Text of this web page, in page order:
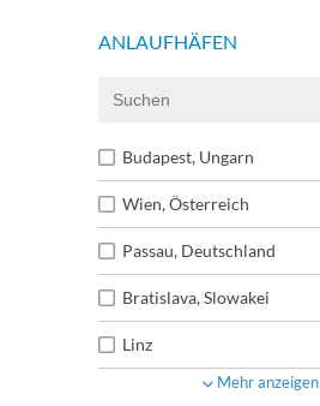
ANLAUFHÄFEN
Budapest, Ungarn
Wien, Österreich
Passau, Deutschland
Bratislava, Slowakei
Linz
Mehr anzeigen